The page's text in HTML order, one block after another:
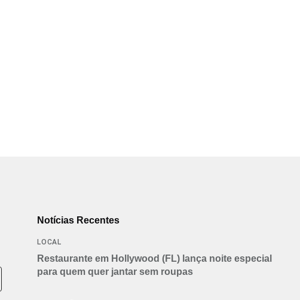
Notícias Recentes
LOCAL
Restaurante em Hollywood (FL) lança noite especial
para quem quer jantar sem roupas